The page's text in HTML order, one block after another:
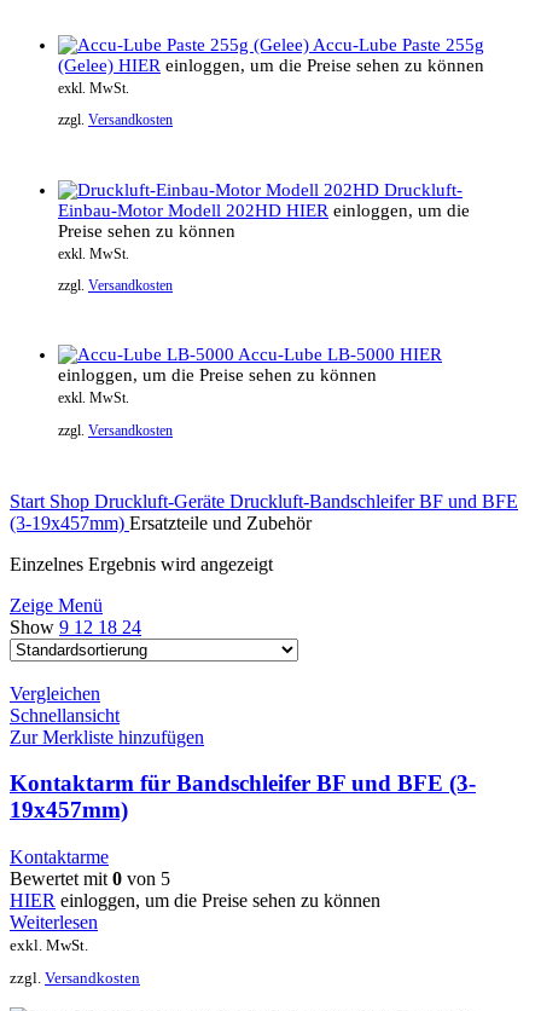
Accu-Lube Paste 255g
(Gelee) HIER einloggen, um die Preise sehen zu können
exkl. MwSt.
zzgl. Versandkosten
Druckluft-
Einbau-Motor Modell 202HD HIER einloggen, um die
Preise sehen zu können
exkl. MwSt.
zzgl. Versandkosten
Accu-Lube LB-5000 HIER
einloggen, um die Preise sehen zu können
exkl. MwSt.
zzgl. Versandkosten
Start Shop Druckluft-Geräte Druckluft-BandschleiferBF und BFE
(3-19x457mm) Ersatzteile und Zubehör
Einzelnes Ergebnis wird angezeigt
Zeige Menü
Show 9 12 18 24
Vergleichen
Schnellansicht
Zur Merkliste hinzufügen
Kontaktarm für Bandschleifer BF und BFE (3-
19x457mm)
Kontaktarme
Bewertet mit 0 von 5
HIER einloggen, um die Preise sehen zu können
Weiterlesen
exkl. MwSt.
zzgl. Versandkosten